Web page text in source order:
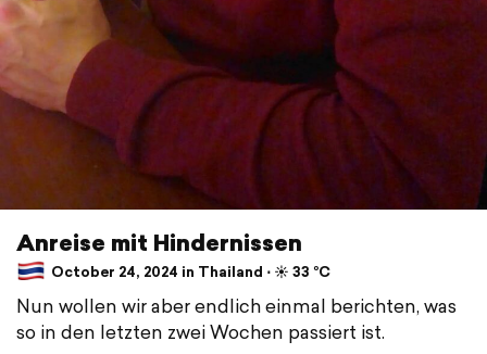
Anreise mit Hindernissen
October 24, 2024 in Thailand ⋅ ☀️ 33 °C
Nun wollen wir aber endlich einmal berichten, was
so in den letzten zwei Wochen passiert ist.